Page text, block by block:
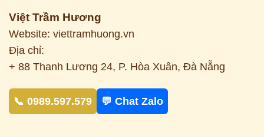
Việt Trầm Hương
Website: viettramhuong.vn
Địa chỉ:
+ 88 Thanh Lương 24, P. Hòa Xuân, Đà Nẵng
📞 0989.597.579 💬 Chat Zalo